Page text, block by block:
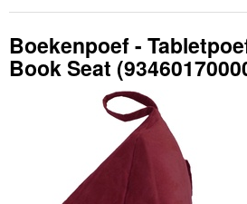
Boekenpoef -
Book Seat